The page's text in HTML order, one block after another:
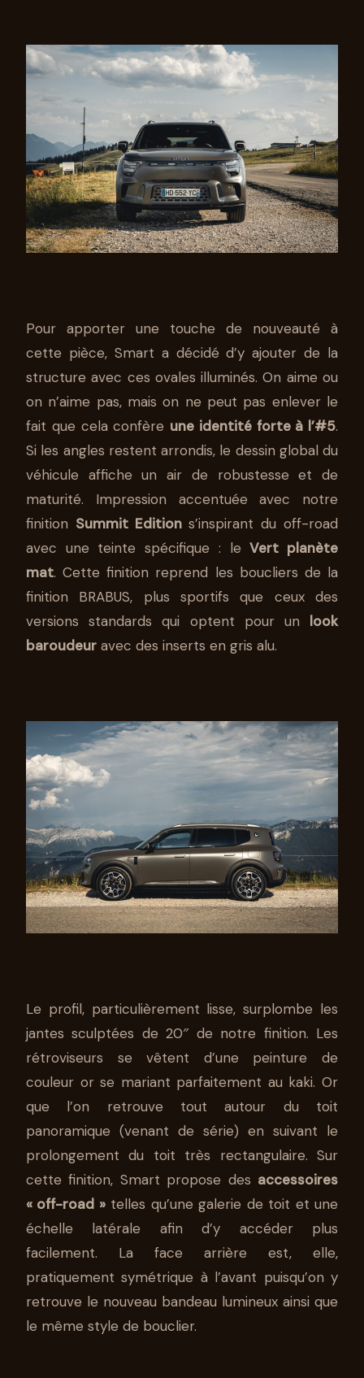
Pour apporter une touche de nouveauté à
cette pièce, Smart a décidé d’y ajouter de la
structure avec ces ovales illuminés. On aime ou
on n’aime pas, mais on ne peut pas enlever le
fait que cela confère une identité forte à l’#5.
Si les angles restent arrondis, le dessin global du
véhicule affiche un air de robustesse et de
maturité. Impression accentuée avec notre
finition Summit Editions’inspirant du off-road
avec une teinte spécifique : leVert planète
mat. Cette finition reprend les boucliers de la
finition BRABUS, plus sportifs que ceux des
versions standards qui optent pour un look
baroudeur avec des inserts en gris alu.
Le profil, particulièrement lisse, surplombe les
jantes sculptées de 20″ de notre finition. Les
rétroviseurs se vêtent d’une peinture de
couleur or se mariant parfaitement au kaki. Or
que l’on retrouve tout autour du toit
panoramique (venant de série) en suivant le
prolongement du toit très rectangulaire. Sur
cette finition, Smart propose des accessoires
« off-road »telles qu’une galerie de toit et une
échelle latérale afin d’y accéder plus
facilement. La face arrière est, elle,
pratiquement symétrique à l’avant puisqu’on y
retrouve le nouveau bandeau lumineux ainsi que
le même style de bouclier.